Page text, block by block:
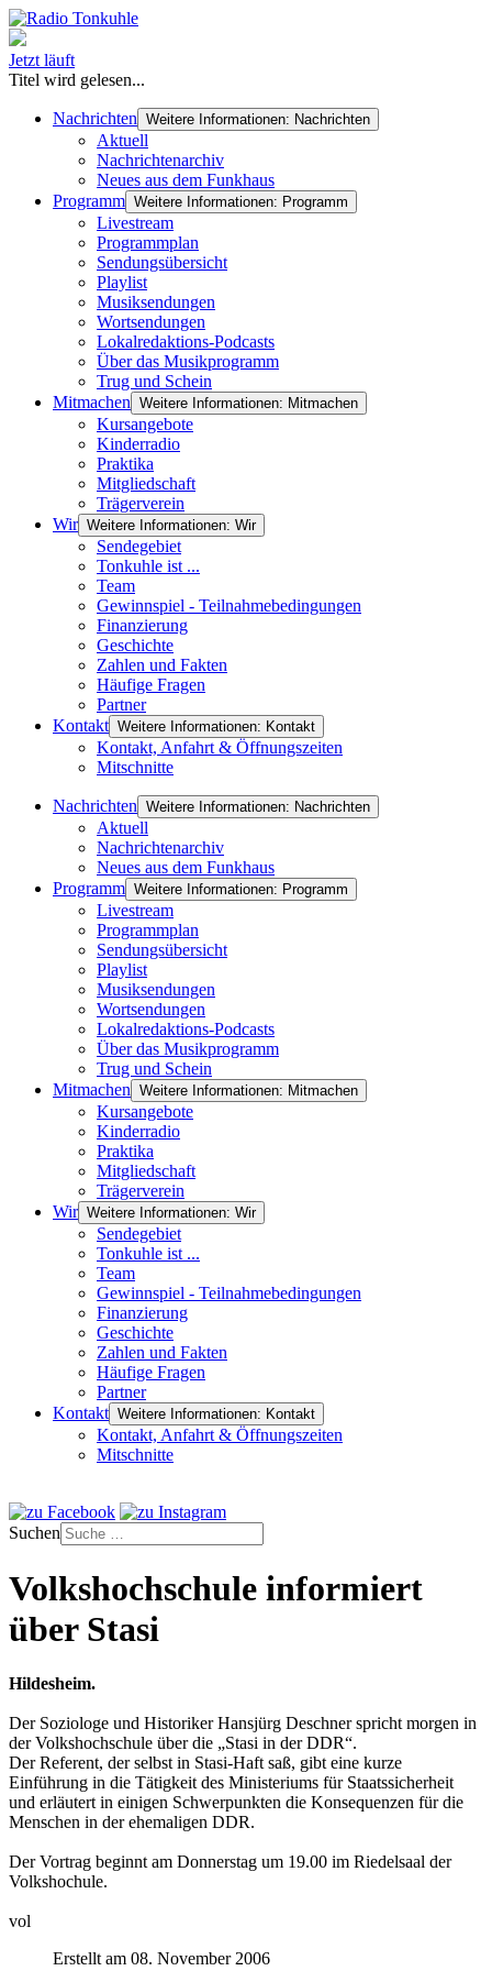
Jetzt läuft
Titel wird gelesen...
Nachrichten Weitere Informationen: Nachrichten
Aktuell
Nachrichtenarchiv
Neues aus dem Funkhaus
Programm Weitere Informationen: Programm
Livestream
Programmplan
Sendungsübersicht
Playlist
Musiksendungen
Wortsendungen
Lokalredaktions-Podcasts
Über das Musikprogramm
Trug und Schein
Mitmachen Weitere Informationen: Mitmachen
Kursangebote
Kinderradio
Praktika
Mitgliedschaft
Trägerverein
Wir Weitere Informationen: Wir
Sendegebiet
Tonkuhle ist ...
Team
Gewinnspiel - Teilnahmebedingungen
Finanzierung
Geschichte
Zahlen und Fakten
Häufige Fragen
Partner
Kontakt Weitere Informationen: Kontakt
Kontakt, Anfahrt & Öffnungszeiten
Mitschnitte
Nachrichten Weitere Informationen: Nachrichten
Aktuell
Nachrichtenarchiv
Neues aus dem Funkhaus
Programm Weitere Informationen: Programm
Livestream
Programmplan
Sendungsübersicht
Playlist
Musiksendungen
Wortsendungen
Lokalredaktions-Podcasts
Über das Musikprogramm
Trug und Schein
Mitmachen Weitere Informationen: Mitmachen
Kursangebote
Kinderradio
Praktika
Mitgliedschaft
Trägerverein
Wir Weitere Informationen: Wir
Sendegebiet
Tonkuhle ist ...
Team
Gewinnspiel - Teilnahmebedingungen
Finanzierung
Geschichte
Zahlen und Fakten
Häufige Fragen
Partner
Kontakt Weitere Informationen: Kontakt
Kontakt, Anfahrt & Öffnungszeiten
Mitschnitte
Suchen
Volkshochschule informiert
über Stasi
Hildesheim.
Der Soziologe und Historiker Hansjürg Deschner spricht morgen in
der Volkshochschule über die „Stasi in der DDR“.
Der Referent, der selbst in Stasi-Haft saß, gibt eine kurze
Einführung in die Tätigkeit des Ministeriums für Staatssicherheit
und erläutert in einigen Schwerpunkten die Konsequenzen für die
Menschen in der ehemaligen DDR.
Der Vortrag beginnt am Donnerstag um 19.00 im Riedelsaal der
Volkshochule.
vol
Erstellt am 08. November 2006